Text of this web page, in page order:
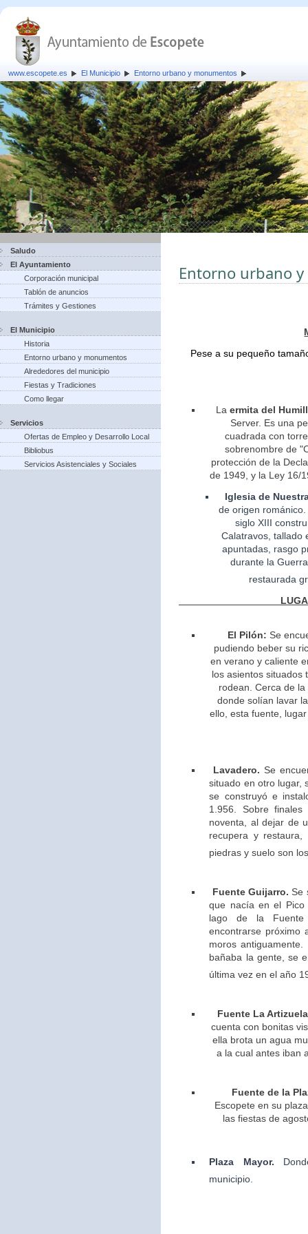
www.escopete.es El Municipio Entorno urbano y monumentos
Saludo
El Ayuntamiento
Corporación municipal
Tablón de anuncios
Trámites y Gestiones
El Municipio
Historia
Entorno urbano y monumentos
Alrededores del municipio
Fiestas y Tradiciones
Como llegar
Servicios
Ofertas de Empleo y Desarrollo Local
Bibliobus
Servicios Asistenciales y Sociales
Entorno urbano
Pese a su pequeño
La ermita del
Server. Es una
cuadrada con
sobrenombre de
protección de la
de 1949, y la Ley 16/
Iglesia de
deorigen
siglo XIII
Calatravos, tallado
apuntadas, rasgo
durante la
restaurada
El Pilón: Se
pudiendo beber su
en verano y caliente
los asientos situados
rodean. Cerca de
donde solían lavar
ello, esta fuente,
Lavadero. Se
situado en otro lugar,
se construyó e
1.956. Sobre
noventa, al dejar de
recupera y restaura,
piedras y suelo son
Fuente Guijarro. Se
que nacía en el
lago de la
encontrarse próximo
moros
bañaba la gente, se
última vez en el año
Fuente La
cuenta con bonitas
ella brota un agua
a la cual antes iban
Fuente de la
Escopete en su
las fiestas de
Plaza Mayor.
municipio.